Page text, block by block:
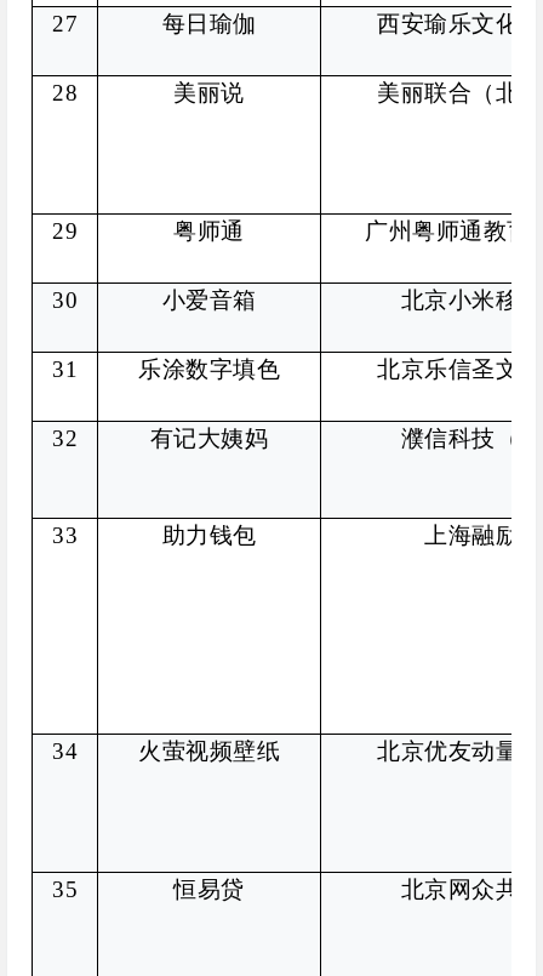
27 每日瑜伽 西安瑜乐文化
28 美丽说 美丽联合（北
29 粤师通 广州粤师通教育
30 小爱音箱 北京小米移
31 乐涂数字填色 北京乐信圣文
32 有记大姨妈 濮信科技（
33 助力钱包 上海融励
34 火萤视频壁纸 北京优友动量
35 恒易贷 北京网众共